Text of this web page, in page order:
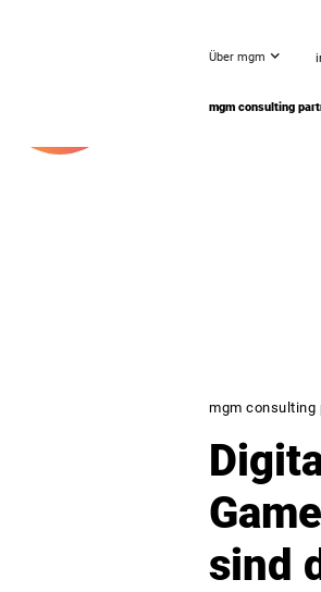
Über mgm
mgm consulting
mgm consulting
sind